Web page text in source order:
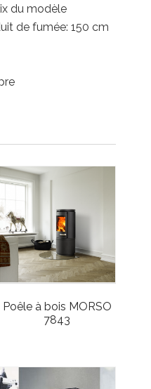
du modèle
de fumée: 150 cm
Poêle à bois MORSO
7843